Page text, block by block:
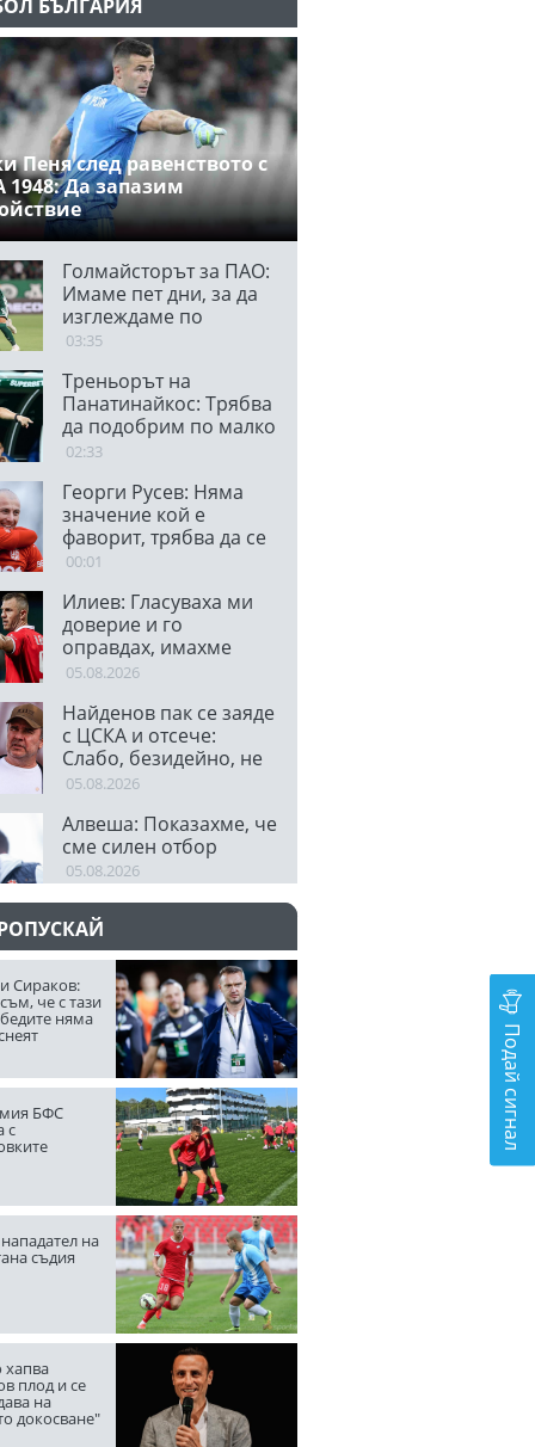
БЪЛГАРИЯ
Пеня след равенството с
1948: Да запазим
Голмайсторът за ПАО:
Имаме пет дни, за да
изглеждаме по
различен начин в
03:35
Треньорът на
Панатинайкос: Трябва
да подобрим по малко
от всичко за реванша
02:33
Георги Русев: Няма
значение кой е
фаворит, трябва да се
гордеем
00:01
Илиев: Гласуваха ми
доверие и го
оправдах, имахме
много ситуации
05.08.2026
Найденов пак се заяде
с ЦСКА и отсече:
Слабо, безидейно, не
става нищо!
05.08.2026
Алвеша: Показахме, че
сме силен отбор
05.08.2026
Сираков:
че с тази
няма
БФС
с
на
съдия
хапва
плод и се
на
докосване"
Подай сигнал